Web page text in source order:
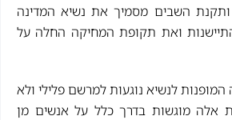
השבים מסמיך את נשיא המדינה
ואת תקופת המחיקה החלה על
לנשיא נוגעות למרשם פלילי ולא
אלה מוגשות בדרך כלל על אנשים מן